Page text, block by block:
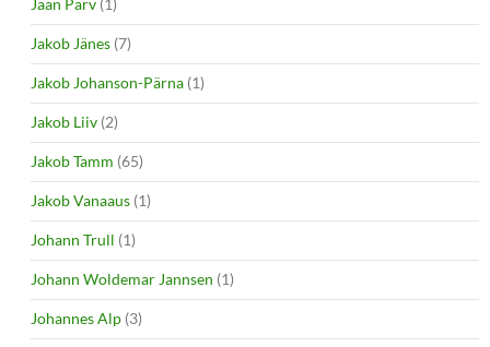
Jaan Parv (1)
Jakob Jänes (7)
Jakob Johanson-Pärna (1)
Jakob Liiv (2)
Jakob Tamm (65)
Jakob Vanaaus (1)
Johann Trull (1)
Johann Woldemar Jannsen (1)
Johannes Alp (3)